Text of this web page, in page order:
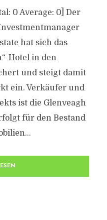
0 Average: 0] Der
hat sich das
Hotel in den
und steigt damit
ein. Verkäufer und
ist die Glenveagh
für den Bestand